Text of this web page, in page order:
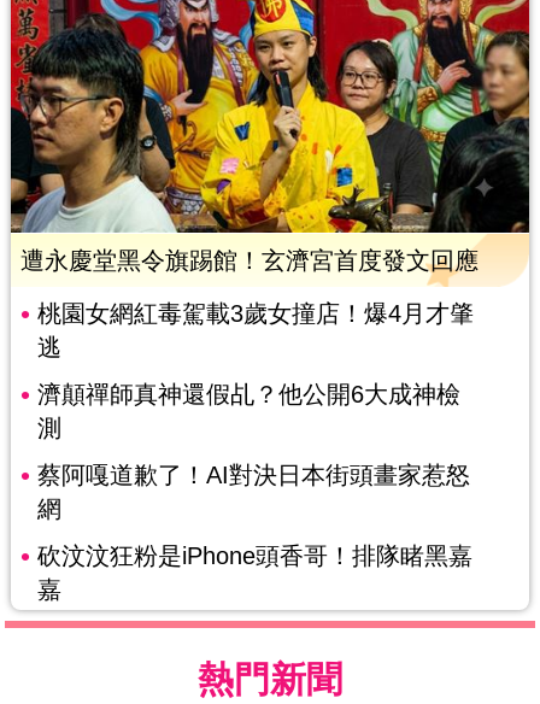
遭永慶堂黑令旗踢館！玄濟宮首度發文回應
桃園女網紅毒駕載3歲女撞店！爆4月才肇
逃
濟顛禪師真神還假乩？他公開6大成神檢
測
蔡阿嘎道歉了！AI對決日本街頭畫家惹怒
網
砍汶汶狂粉是iPhone頭香哥！排隊睹黑嘉
嘉
熱門新聞